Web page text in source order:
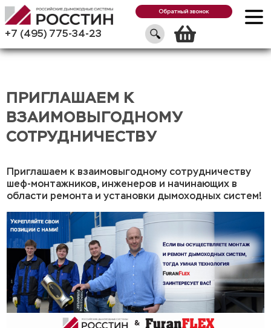
+7 (495) 775-34-23
Обратный звонок
ПРИГЛАШАЕМ К
ВЗАИМОВЫГОДНОМУ
СОТРУДНИЧЕСТВУ
Приглашаем к взаимовыгодному сотрудничеству
шеф-монтажников, инженеров и начинающих в
области ремонта и установки дымоходных систем!